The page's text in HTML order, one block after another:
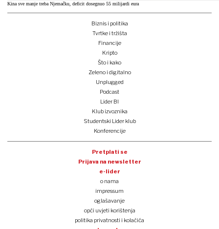
Kina sve manje treba Njemačku, deficit dosegnuo 55 milijardi eura
Biznis i politika
Tvrtke i tržišta
Financije
Kripto
Što i kako
Zeleno i digitalno
Unplugged
Podcast
Lider BI
Klub izvoznika
Studentski Lider klub
Konferencije
Pretplati se
Prijava na newsletter
e-lider
o nama
impressum
oglašavanje
opći uvjeti korištenja
politika privatnosti i kolačića